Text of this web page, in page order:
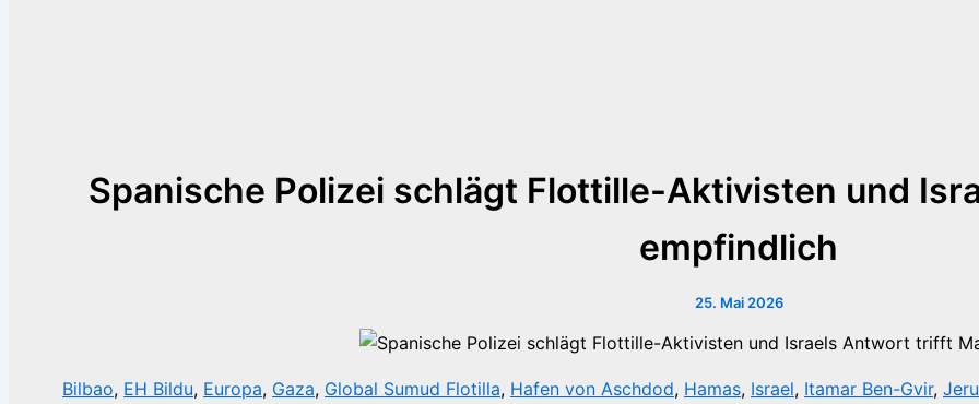
Spanische Polizei schlägt Flottille-Aktivisten und
empfindlich
25. Mai 2026
Bilbao, EH Bildu, Europa, Gaza, Global Sumud Flotilla, Hafen von Aschdod, Hamas, Israel, Itamar Ben-Gvir,